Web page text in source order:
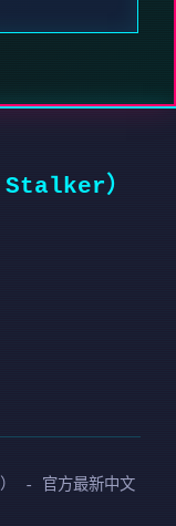
Stalker）
- 官方最新中文